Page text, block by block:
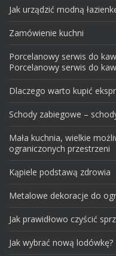
Jak urządzić modną
Zamówienie kuchni
Porcelanowy serwis do
Porcelanowy serwis do
Dlaczego warto kupić
Schody zabiegowe –
Mała kuchnia, wielkie
ograniczonych przestrzeni
Kąpiele podstawą zdrowia
Metalowe dekoracje do
Jak prawidłowo czyścić
Jak wybrać nową lodówkę?